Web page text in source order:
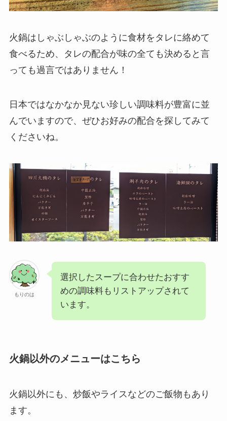
火鍋はしゃぶしゃぶのように食材をタレに絡めて
食べるため、タレの配合が味の全ても決めると言
っても過言ではありません！
日本ではなかなか見ない珍しい調味料が豊富に並
んでいますので、ぜひお好みの配合を探してみて
くださいね。
もりのは
選択したスープに合わせたおすす
めの調味料もリストアップされて
います。
火鍋以外のメニューはこちら
火鍋以外にも、炒飯やライスなどのご飯物もあり
ます。